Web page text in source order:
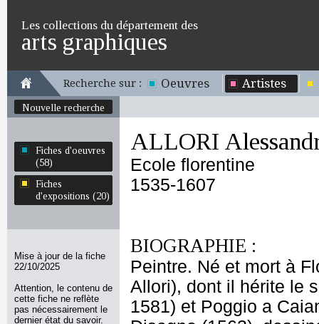
Les collections du département des
arts graphiques
Recherche sur : Oeuvres Artistes
Nouvelle recherche
Fiches d'oeuvres
(58)
Fiches
d'expositions (20)
Mise à jour de la fiche
22/10/2025
Attention, le contenu de
cette fiche ne reflète
pas nécessairement le
dernier état du savoir.
ALLORI
Ecole florentine
1535-1607
BIOGRAPHIE :
Peintre. Né et mort à
Allori), dont il hérite le
1581) et Poggio a